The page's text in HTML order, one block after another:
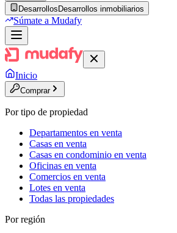
Desarrollos Desarrollos inmobiliarios
Súmate a Mudafy
Inicio
Comprar
Por tipo de propiedad
Departamentos en venta
Casas en venta
Casas en condominio en venta
Oficinas en venta
Comercios en venta
Lotes en venta
Todas las propiedades
Por región